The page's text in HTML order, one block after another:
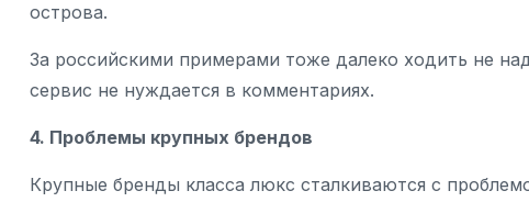
острова.
За российскими примерами тоже далеко ходить не
сервис не нуждается в комментариях.
4. Проблемы крупных брендов
Крупные бренды класса люкс сталкиваются с